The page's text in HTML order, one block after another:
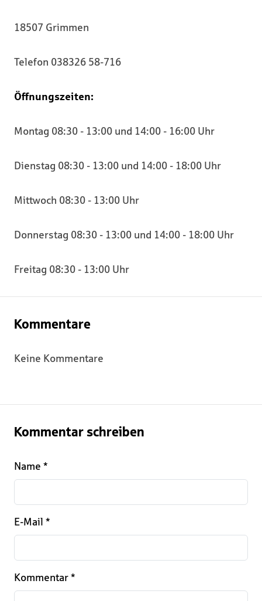
18507 Grimmen
Telefon 038326 58-716
Öffnungszeiten:
Montag 08:30 - 13:00 und 14:00 - 16:00 Uhr
Dienstag 08:30 - 13:00 und 14:00 - 18:00 Uhr
Mittwoch 08:30 - 13:00 Uhr
Donnerstag 08:30 - 13:00 und 14:00 - 18:00 Uhr
Freitag 08:30 - 13:00 Uhr
Kommentare
Keine Kommentare
Kommentar schreiben
Name *
E-Mail *
Kommentar *